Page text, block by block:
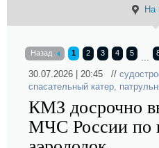
На
Назад 1 2 3 4 5
30.07.2026 | 20:45 //
спасательный катер,
КМЗ досрочно
МЧС России по